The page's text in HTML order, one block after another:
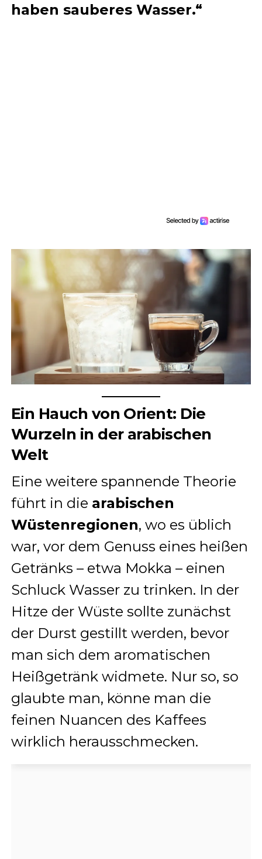
haben sauberes Wasser.“
Ein Hauch von Orient: Die
Wurzeln in der arabischen
Welt
Eine weitere spannende Theorie
führt in die arabischen
Wüstenregionen, wo es üblich
war, vor dem Genuss eines heißen
Getränks – etwa Mokka – einen
Schluck Wasser zu trinken. In der
Hitze der Wüste sollte zunächst
der Durst gestillt werden, bevor
man sich dem aromatischen
Heißgetränk widmete. Nur so, so
glaubte man, könne man die
feinen Nuancen des Kaffees
wirklich herausschmecken.